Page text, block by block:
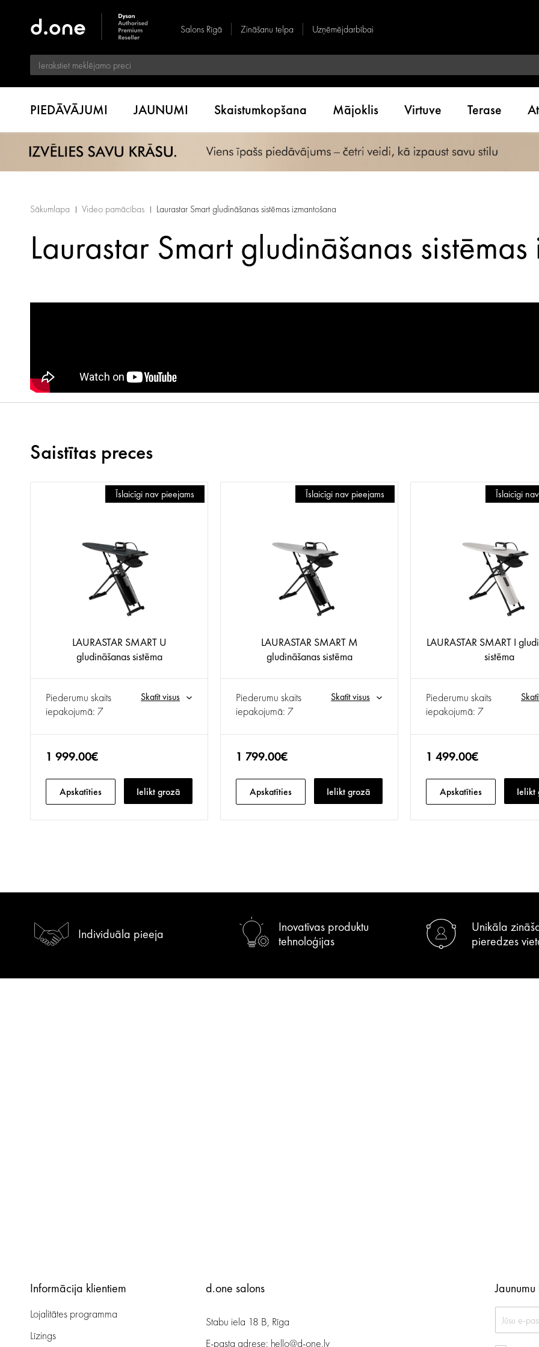
Salons Rīgā Zināšanu telpa Uzņēmējdarbībai
PIEDĀVĀJUMI JAUNUMI Skaistumkopšana Mājoklis Virtuve Terase
Sākumlapa Video pamācības Laurastar Smart gludināšanas sistēmas izmantošana
Laurastar Smart gludināšanas
Saistītas preces
Īslaicīgi nav pieejams
LAURASTAR SMART U
gludināšanas sistēma
Piederumu skaits
iepakojumā: 7
Skatīt visus
1 999.00€
Apskatīties Ielikt grozā
Īslaicīgi nav pieejams
LAURASTAR SMART M
gludināšanas sistēma
Piederumu skaits
iepakojumā: 7
Skatīt visus
1 799.00€
Apskatīties Ielikt grozā
Īslaicīgi
LAURASTAR SMART I
sistēma
Piederumu skaits
iepakojumā: 7
1 499.00€
Apskatīties Ielikt
Individuāla pieeja
Inovatīvas produktu
tehnoloģijas
Unikāla
pieredzes
Informācija klientiem
Lojalitātes programma
Līzings
d.one salons
Stabu iela 18 B, Rīga
E-pasta adrese: hello@d-one.lv